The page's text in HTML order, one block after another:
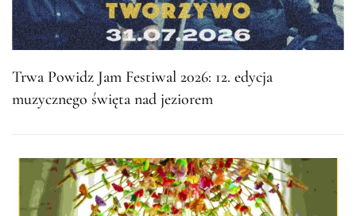
Trwa Powidz Jam Festiwal 2026: 12. edycja
muzycznego święta nad jeziorem